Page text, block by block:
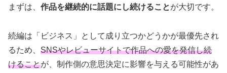
まずは、 作品を継続的に話題にし続けることが大切です。
続編は「ビジネス」として成り立つかどうかが最優先され
るため、 SNSやレビューサイトで作品への愛を発信し続
けることが、制作側の意思決定に影響を与える可能性があ